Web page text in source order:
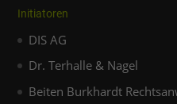
Initiatoren
DIS AG
Dr. Terhalle & Nagel
Beiten Burkhardt